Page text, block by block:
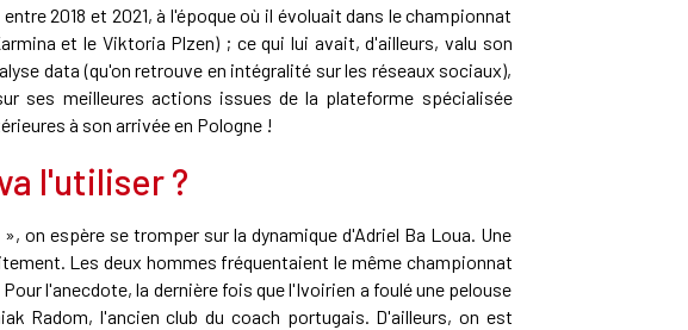
2018 et 2021, à l'époque où il évoluait dans le championnat
et le Viktoria Plzen) ; ce qui lui avait, d'ailleurs, valu son
data (qu'on retrouve en intégralité sur les réseaux sociaux),
ses meilleures actions issues de la plateforme spécialisée
à son arrivée en Pologne !
l'utiliser ?
on espère se tromper sur la dynamique d'Adriel Ba Loua. Une
Les deux hommes fréquentaient le même championnat
l'anecdote, la dernière fois que l'Ivoirien a foulé une pelouse
Radom, l'ancien club du coach portugais. D'ailleurs, on est